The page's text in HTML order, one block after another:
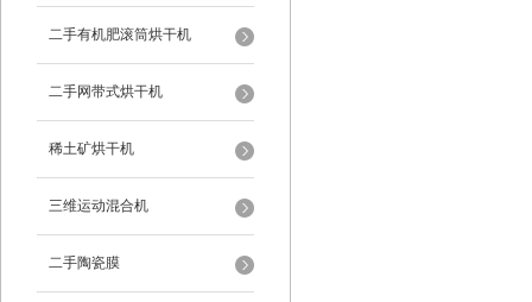
二手有机肥滚筒烘干机
二手网带式烘干机
稀土矿烘干机
三维运动混合机
二手陶瓷膜